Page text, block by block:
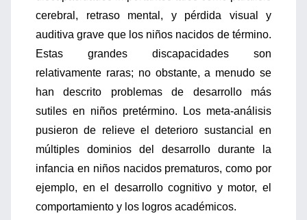
cerebral, retraso mental, y pérdida visual y
auditiva grave que los niños nacidos de término.
Estas grandes discapacidades son
relativamente raras; no obstante, a menudo se
han descrito problemas de desarrollo más
sutiles en niños pretérmino. Los meta-análisis
pusieron de relieve el deterioro sustancial en
múltiples dominios del desarrollo durante la
infancia en niños nacidos prematuros, como por
ejemplo, en el desarrollo cognitivo y motor, el
comportamiento y los logros académicos.